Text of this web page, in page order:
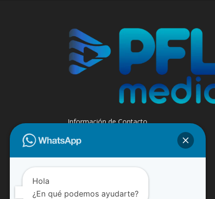
Información de Contacto
+595 985 947508 - +595 984 509299
Hola
¿En qué podemos ayudarte?